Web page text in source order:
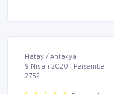
Hatay / Antakya
9 Nisan 2020 , Perşembe
2752